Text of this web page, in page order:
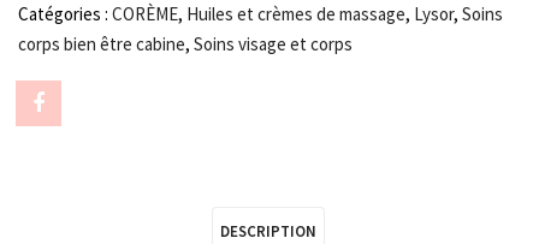
Catégories : CORÈME, Huiles et crèmes de massage, Lysor, Soins
corps bien être cabine, Soins visage et corps
Share
DESCRIPTION